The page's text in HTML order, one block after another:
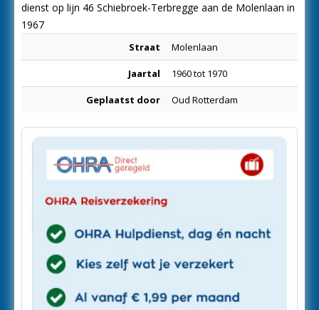
dienst op lijn 46 Schiebroek-Terbregge aan de Molenlaan in
1967
Straat Molenlaan
Jaartal 1960 tot 1970
Geplaatst door Oud Rotterdam